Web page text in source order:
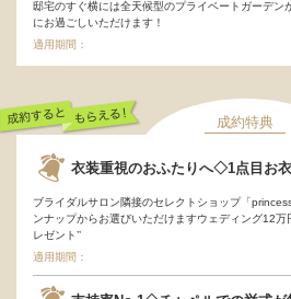
邸宅のすぐ横には全天候型のプライベートガーデン
にお過ごしいただけます！
適用期間：
成約特典
衣装重視のおふたりへ◇1点目お
ブライダルサロン隣接のセレクトショップ「
ンナップからお選びいただけますウェディング12万円
レゼント’’
適用期間：